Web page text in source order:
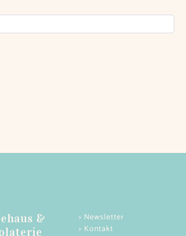
&
> Newsletter
> Kontakt